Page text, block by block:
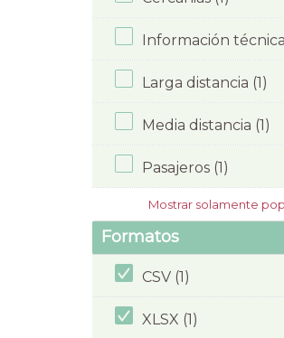
Información técnica
Larga distancia (1)
Media distancia (1)
Pasajeros (1)
Mostrar solamente
Formatos
CSV (1)
XLSX (1)